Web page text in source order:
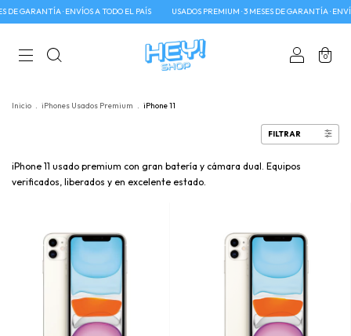
DE GARANTÍA · ENVÍOS A TODO EL PAÍS USADOS PREMIUM · 3 MESES DE GARANTÍA ·
0
Inicio . iPhones Usados Premium . iPhone 11
FILTRAR
iPhone 11 usado premium con gran batería y cámara dual. Equipos
verificados, liberados y en excelente estado.